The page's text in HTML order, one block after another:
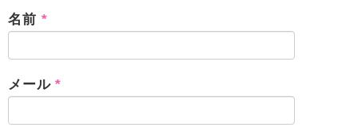
名前 *
メール*